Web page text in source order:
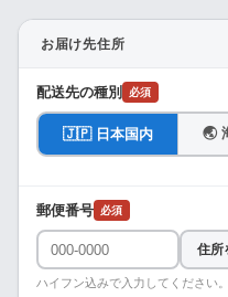
お届け先住所
配送先の種別 必須
🇯🇵 日本国内 🌏
郵便番号 必須
住所
ハイフン込みで入力してください